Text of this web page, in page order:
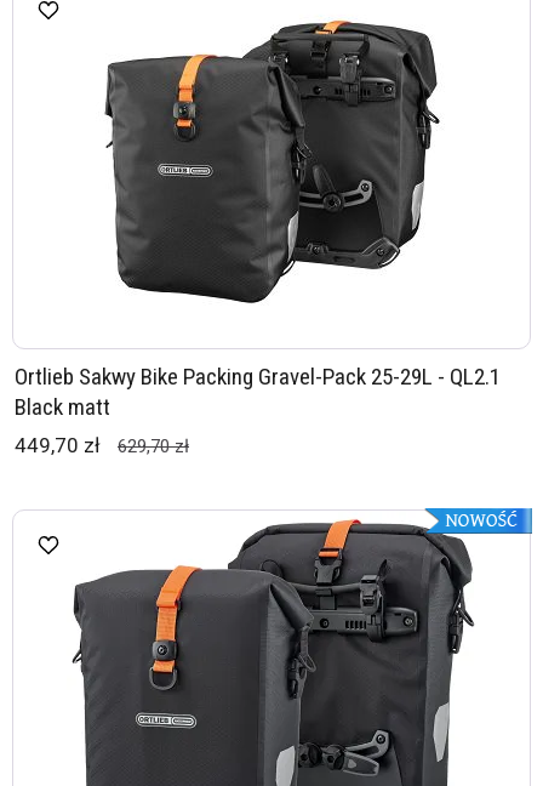
Ortlieb Sakwy Bike Packing Gravel-Pack 25-29L - QL2.1
Black matt
449,70 zł 629,70 zł